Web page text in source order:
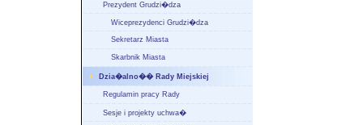
Prezydent Grudzi�dza
Wiceprezydenci Grudzi�dza
Sekretarz Miasta
Skarbnik Miasta
Dzia�alno�� Rady Miejskiej
Regulamin pracy Rady
Sesje i projekty uchwa�